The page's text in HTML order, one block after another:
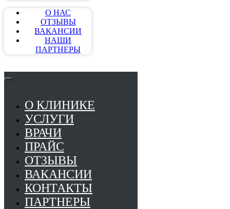
О НАС
ОТЗЫВЫ
ВАКАНСИИ
НАШИ
ПАРТНЕРЫ
О КЛИНИКЕ
УСЛУГИ
ВРАЧИ
ПРАЙС
ОТЗЫВЫ
ВАКАНСИИ
КОНТАКТЫ
ПАРТНЕРЫ